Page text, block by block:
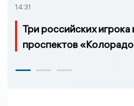
14:31
Три российских
проспектов